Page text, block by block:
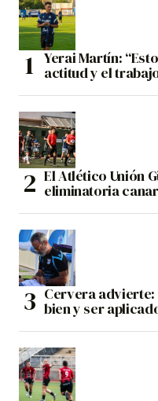
Yerai Martín:
actitud y el
El Atlético Unión
eliminatoria
Cervera
bien y ser